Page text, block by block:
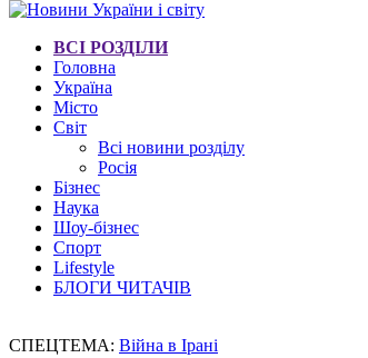
ВСІ РОЗДІЛИ
Головна
Україна
Місто
Світ
Всі новини розділу
Росія
Бізнес
Наука
Шоу-бізнес
Спорт
Lifestyle
БЛОГИ ЧИТАЧІВ
СПЕЦТЕМА: Війна в Ірані